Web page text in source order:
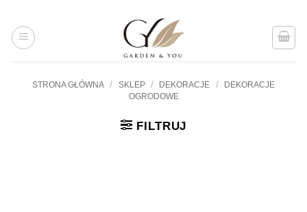
treści
STRONA GŁÓWNA / SKLEP / DEKORACJE /
DEKORACJE
OGRODOWE
FILTRUJ